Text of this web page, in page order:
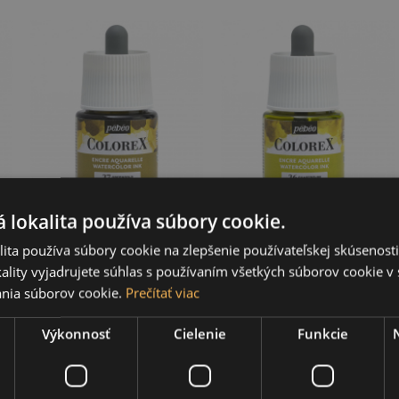
atrament COLOREX,
greengold 45 ml
4,09 €
atrament COLOREX,
4,09 €
Zobraziť všetko
lokalita používa súbory cookie.
používa súbory cookie na zlepšenie používateľskej
vyjadrujete súhlas s používaním všetkých súborov cookie v
súborov cookie. Prečítať viac
Výkonnosť Cielenie Funkcie